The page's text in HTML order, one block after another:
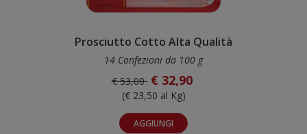
Prosciutto Cotto Alta Qualità
14 Confezioni da 100 g
€ 53,00 € 32,90
(€ 23,50 al Kg)
AGGIUNGI